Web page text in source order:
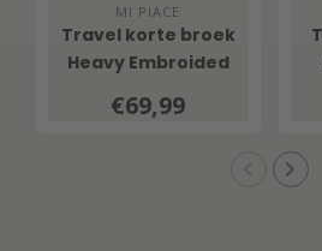
MI PIACE
Travel korte broek
Heavy Embroided
Multicolour
€69,99